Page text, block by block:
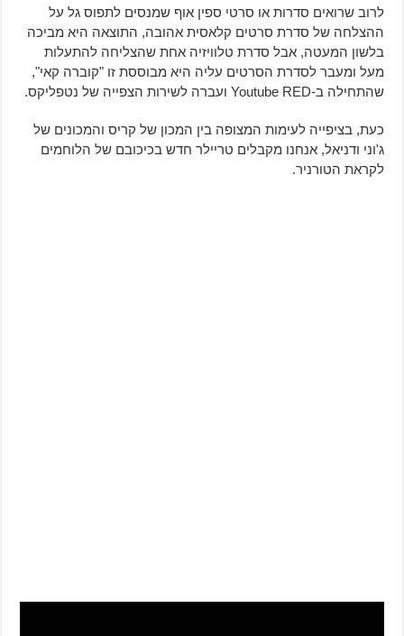
לרוב שרואים סדרות או סרטי ספין אוף שמנסים לתפוס גל על
ההצלחה של סדרת סרטים קלאסית אהובה, התוצאה היא מביכה
בלשון המעטה, אבל סדרת טלוויזיה אחת שהצליחה להתעלות
מעל ומעבר לסדרת הסרטים עליה היא מבוססת זו "קוברה קאי",
שהתחילה ב-Youtube RED ועברה לשירות הצפייה של נטפליקס.
כעת, בציפייה לעימות המצופה בין המכון של קריס והמכונים של
ג'וני ודניאל, אנחנו מקבלים טריילר חדש בכיכובם של הלוחמים
לקראת הטורניר.